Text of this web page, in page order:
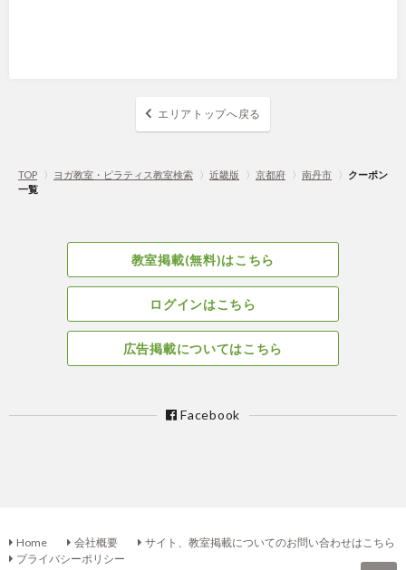
エリアトップへ戻る
TOP 〉 ヨガ教室・ピラティス教室検索 〉 近畿版 〉 京都府 〉 南丹市 〉 クーポン
一覧
教室掲載(無料)はこちら
ログインはこちら
広告掲載についてはこちら
Facebook
Home 会社概要
サイト、教室掲載についてのお問い合わせはこちら
プライバシーポリシー